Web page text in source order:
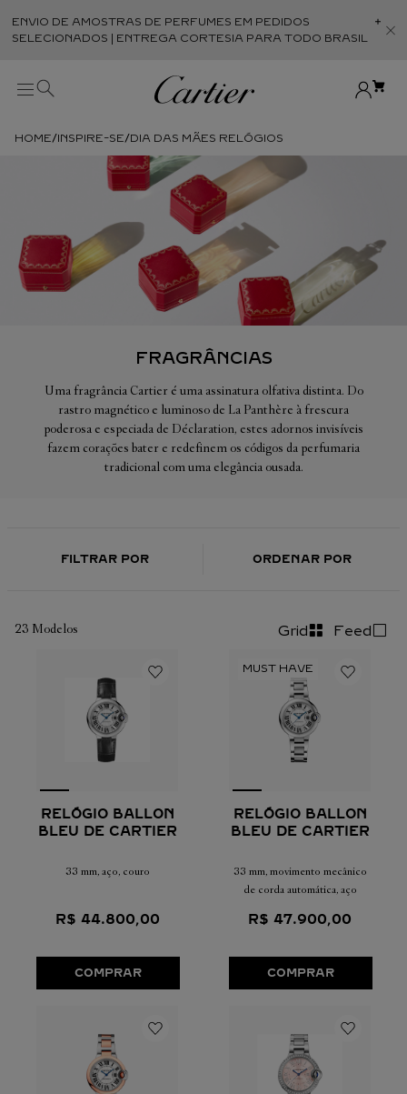
ENVIO DE AMOSTRAS DE PERFUMES EM PEDIDOS
SELECIONADOS | ENTREGA CORTESIA PARA TODO BRASIL
INSPIRE-SE DIA DAS MÃES RELÓGIOS
FRAGRÂNCIAS
Uma fragrância Cartier é uma assinatura olfativa distinta. Do
rastro magnético e luminoso de La Panthère à frescura
poderosa e especiada de Déclaration, estes adornos invisíveis
fazem corações bater e redefinem os códigos da perfumaria
tradicional com uma elegância ousada.
FILTRAR POR ORDENAR POR
23 Modelos Grid Feed
RELÓGIO BALLON
BLEU DE CARTIER
33 mm, aço, couro
R$ 44.800,00
COMPRAR
RELÓGIO BALLON
BLEU DE CARTIER
33 mm, movimento mecânico
de corda automática, aço
R$ 47.900,00
COMPRAR